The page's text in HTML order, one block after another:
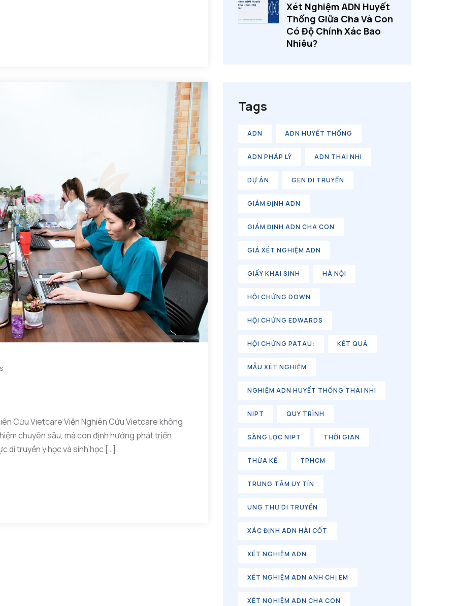
Cứu Vietcare Viện Nghiên Cứu Vietcare không
chuyên sâu, mà còn định hướng phát triển
di truyền y học và sinh học […]
Xét Nghiệm ADN Huyết
Thống Giữa Cha Và Con
Có Độ Chính Xác Bao
Nhiêu?
Tags
ADN ADN HUYẾT THỐNG
ADN PHÁP LÝ ADN THAI NHI
DỰ ÁN GEN DI TRUYỀN
GIÁM ĐỊNH ADN
GIÁM ĐỊNH ADN CHA CON
GIÁ XÉT NGHIỆM ADN
GIẤY KHAI SINH HÀ NỘI
HỘI CHỨNG DOWN
HỘI CHỨNG EDWARDS
HỘI CHỨNG PATAU: KẾT QUẢ
MẪU XÉT NGHIỆM
NGHIỆM ADN HUYẾT THỐNG THAI NHI
NIPT QUY TRÌNH
SÀNG LỌC NIPT THỜI GIAN
THỪA KẾ TPHCM
TRUNG TÂM UY TÍN
UNG THƯ DI TRUYỀN
XÁC ĐỊNH ADN HÀI CỐT
XÉT NGHIỆM ADN
XÉT NGHIỆM ADN ANH CHỊ EM
XÉT NGHIỆM ADN CHA CON